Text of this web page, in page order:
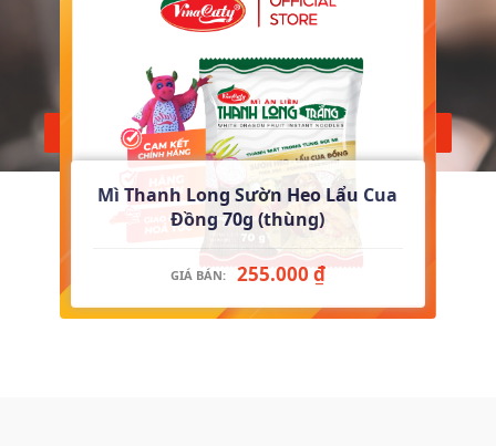
Mì Thanh Long Sườn Heo Lẩu Cua
Đồng 70g (thùng)
GIÁ BÁN: 255.000 ₫